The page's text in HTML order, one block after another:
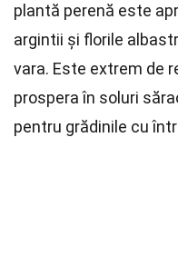
plantă perenă este
argintii și florile
vara. Este extrem de
prospera în soluri
pentru grădinile cu